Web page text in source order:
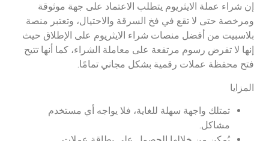
إن شراء عملة الايثريوم يتطلب الاعتماد على جهة موثوقة
ومرخصة حتى لا تقع في فخ السرقة والاحتيال، وتعتبر منصة
بلاسبيت من أفضل منصات شراء الايثريوم على الإطلاق حيث
إنها لا تفرض رسوم مرتفعة على معاملة الشراء، كما أنها تتيح
فتح محفظة عملات رقمية بشكل مجاني تمامًا.
المزايا
تمتلك واجهة سهلة للغاية، فلا يواجه أي مستخدم
مشاكل.